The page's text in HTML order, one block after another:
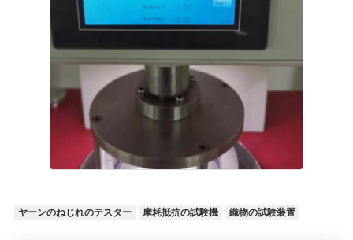
ヤーンのねじれのテスター 摩耗抵抗の試験機 織物の試験装置